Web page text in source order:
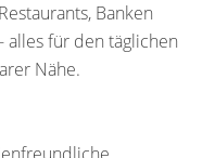
Banken
alles für den täglichen
Nähe.